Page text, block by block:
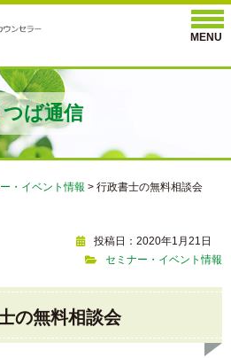
ば通信
・イベント情報 > 行政書士の無料相談会
投稿日：2020年1月21日
セミナー・イベント情報
の無料相談会